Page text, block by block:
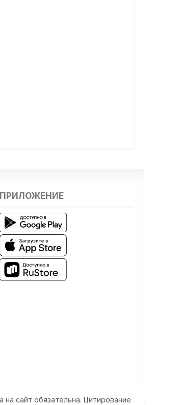
ПРИЛОЖЕНИЕ
сайт обязательна. Цитирование